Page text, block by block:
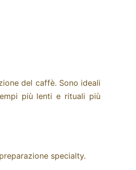
del caffè. Sono ideali
più lenti e rituali più
specialty.